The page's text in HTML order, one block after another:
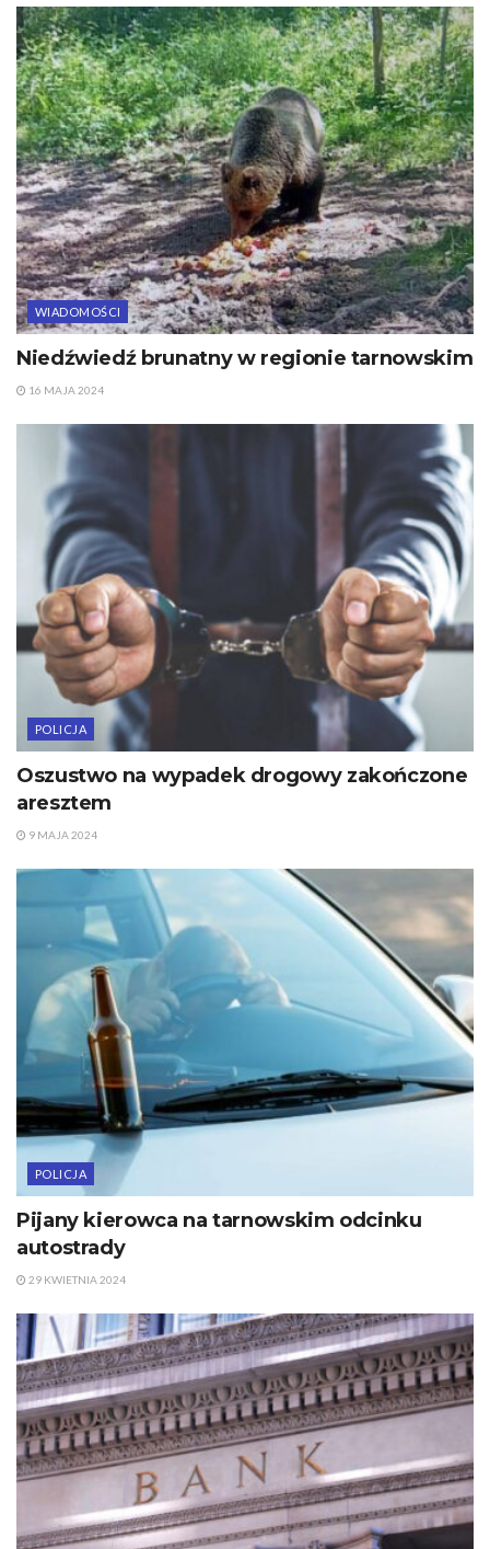
WIADOMOŚCI
Niedźwiedź brunatny w regionie tarnowskim
16 MAJA 2024
POLICJA
Oszustwo na wypadek drogowy zakończone
aresztem
9 MAJA 2024
POLICJA
Pijany kierowca na tarnowskim odcinku
autostrady
29 KWIETNIA 2024